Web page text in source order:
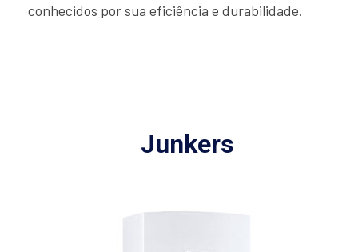
conhecidos por sua eficiência e durabilidade.
Junkers